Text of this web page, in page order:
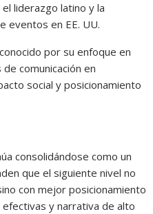
liderazgo latino y la
eventos en EE. UU.
por su enfoque en
comunicación en
social y posicionamiento
consolidándose como un
que el siguiente nivel no
con mejor posicionamiento
y narrativa de alto